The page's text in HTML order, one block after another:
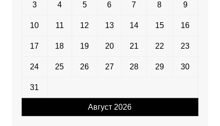
Август 2026
3 4 5 6 7 8 9
10 11 12 13 14 15 16
17 18 19 20 21 22 23
24 25 26 27 28 29 30
31